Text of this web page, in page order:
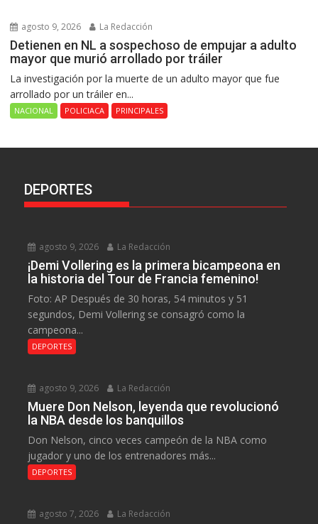
agosto 9, 2026 La Redacción
Detienen en NL a sospechoso de empujar a adulto
mayor que murió arrollado por tráiler
La investigación por la muerte de un adulto mayor que fue
arrollado por un tráiler en...
NACIONAL POLICIACA PRINCIPALES
DEPORTES
agosto 9, 2026 La Redacción
¡Demi Vollering es la primera bicampeona en
la historia del Tour de Francia femenino!
Foto: AP Después de 30 horas, 54 minutos y 51
segundos, Demi Vollering se consagró como la
campeona...
DEPORTES
agosto 9, 2026 La Redacción
Muere Don Nelson, leyenda que revolucionó
la NBA desde los banquillos
Don Nelson, cinco veces campeón de la NBA como
jugador y uno de los entrenadores más...
DEPORTES
agosto 7, 2026 La Redacción